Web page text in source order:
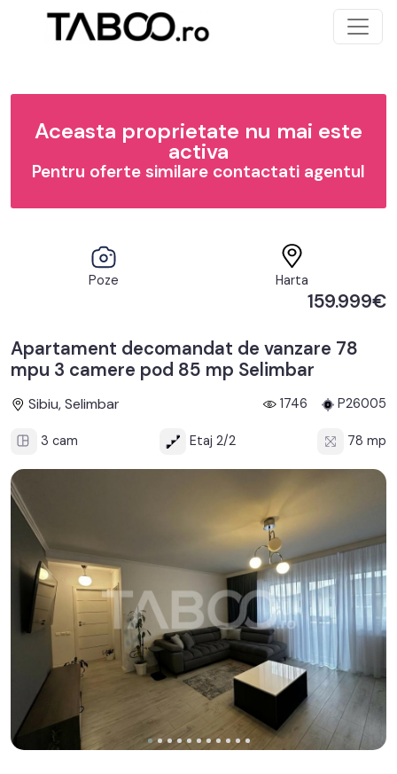
Aceasta proprietate nu mai este
activa
Pentru oferte similare contactati agentul
Poze Harta
159.999€
Apartament decomandat de vanzare 78
mpu 3 camere pod 85 mp Selimbar
Sibiu, Selimbar 1746 P26005
3 cam Etaj 2/2 78 mp